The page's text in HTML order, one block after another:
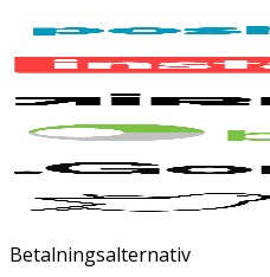
Betalningsalternativ